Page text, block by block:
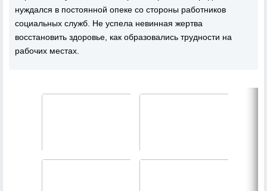
нуждался в постоянной опеке со стороны работников
социальных служб. Не успела невинная жертва
восстановить здоровье, как образовались трудности на
рабочих местах.